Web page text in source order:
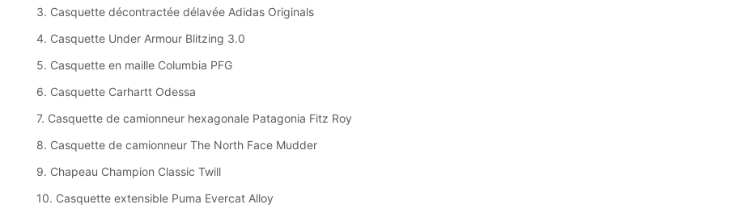
3. Casquette décontractée délavée Adidas Originals
4. Casquette Under Armour Blitzing 3.0
5. Casquette en maille Columbia PFG
6. Casquette Carhartt Odessa
7. Casquette de camionneur hexagonale Patagonia Fitz Roy
8. Casquette de camionneur The North Face Mudder
9. Chapeau Champion Classic Twill
10. Casquette extensible Puma Evercat Alloy